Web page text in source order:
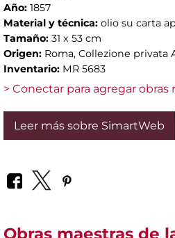
Año: 1857
Material y técnica: olio su carta
Tamaño: 31 x 53 cm
Origen: Roma, Collezione privata
Inventario: MR 5683
> Conectar para agregar obras
Leer más sobre SimartWeb
Obras maestras de